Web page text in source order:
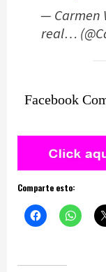
— Carmen
real…
Facebook
Comparte esto: